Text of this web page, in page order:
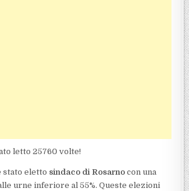
letto 25760 volte!
stato eletto sindaco di Rosarno con una
urne inferiore al 55%. Queste elezioni